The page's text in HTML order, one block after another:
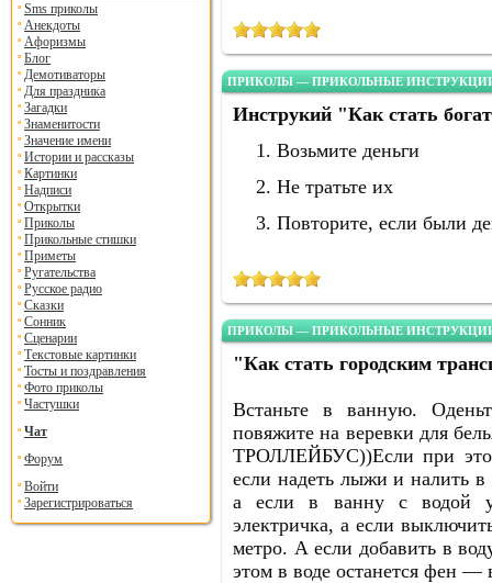
Sms приколы
Анекдоты
Афоризмы
Блог
Демотиваторы
Для праздника
Загадки
Знаменитости
Значение имени
Истории и рассказы
Картинки
Надписи
Открытки
Приколы
Прикольные стишки
Приметы
Ругательства
Русское радио
Сказки
Сонник
Сценарии
Текстовые картинки
Тосты и поздравления
Фото приколы
Частушки
Чат
Форум
Войти
Зарегистрироваться
ПРИКОЛЫ — ПРИКОЛЬНЫЕ
Инструкий "Как стать
Возьмите деньги
Не тратьте их
Повторите, если были
ПРИКОЛЫ — ПРИКОЛЬНЫЕ
"Как стать городским
Встаньте в ванную.
повяжите на веревки для
ТРОЛЛЕЙБУС))Если при
если надеть лыжи и налить
а если в ванну с водой
электричка, а если
метро. А если добавить в
этом в воде останется фен